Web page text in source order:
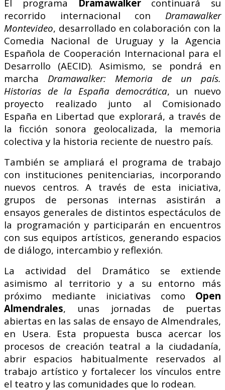
El programa Dramawalkercontinuará su
recorrido internacional con Dramawalker
Montevideo, desarrollado en colaboración con la
Comedia Nacional de Uruguay y la Agencia
Española de Cooperación Internacional para el
Desarrollo (AECID). Asimismo, se pondrá en
marcha Dramawalker: Memoria de un país.
Historias de la España democrática, un nuevo
proyecto realizado junto al Comisionado
España en Libertad que explorará, a través de
la ficción sonora geolocalizada, la memoria
colectiva y la historia reciente de nuestro país.
También se ampliará el programa de trabajo
con instituciones penitenciarias, incorporando
nuevos centros. A través de esta iniciativa,
grupos de personas internas asistirán a
ensayos generales de distintos espectáculos de
la programación y participarán en encuentros
con sus equipos artísticos, generando espacios
de diálogo, intercambio y reflexión.
La actividad del Dramático se extiende
asimismo al territorio y a su entorno más
próximo mediante iniciativas como Open
Almendrales, unas jornadas de puertas
abiertas en las salas de ensayo de Almendrales,
en Usera. Esta propuesta busca acercar los
procesos de creación teatral a la ciudadanía,
abrir espacios habitualmente reservados al
trabajo artístico y fortalecer los vínculos entre
el teatro y las comunidades que lo rodean.